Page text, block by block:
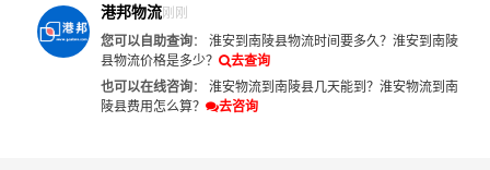
港邦物流刚刚
您可以自助查询： 淮安到南陵县物流时间要多久？ 淮安到南陵
县物流价格是多少？
去查询
也可以在线咨询： 淮安物流到南陵县几天能到？ 淮安物流到南
陵县费用怎么算？
去咨询